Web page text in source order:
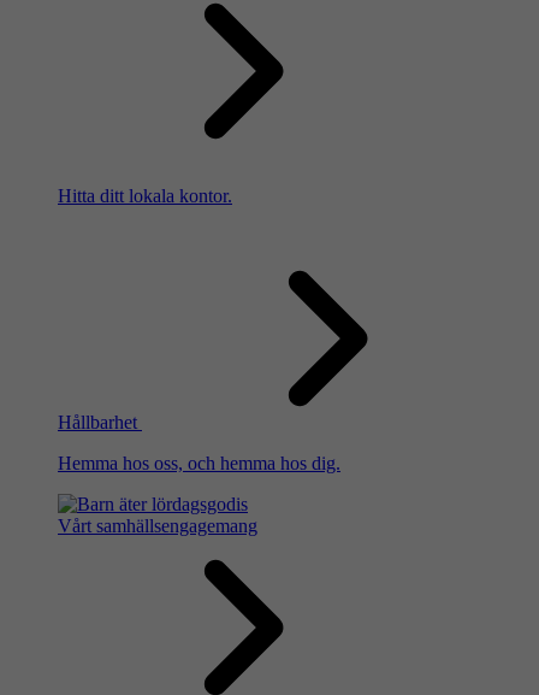
Hitta ditt lokala kontor.
Hållbarhet
Hemma hos oss, och hemma hos dig.
Vårt samhällsengagemang